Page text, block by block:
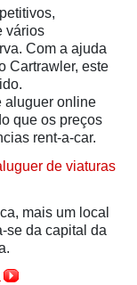
vários
Com a ajuda
Cartrawler, este
aluguer online
que os preços
rent-a-car.
de viaturas
mais um local
se da capital da